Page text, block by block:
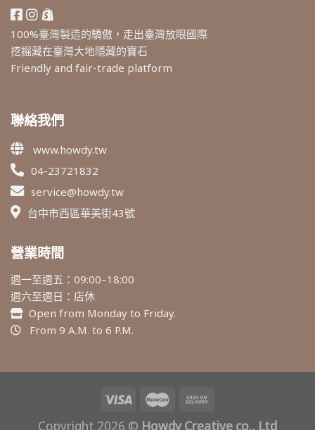
100%臺灣製造的驕傲，走出臺灣放眼國際
挖掘藏在臺灣大地隱藏的寶石
Friendly and fair-trade platform
聯絡我們
www.howdy.tw
04-23721832
service@howdy.tw
台中市西區華美街43號
營業時間
週一至週五：09:00–18:00
週六至週日：店休
Open from Monday to Friday.
From 9 A.M. to 6 P.M.
Copyright 2026 © Howdy Creative co., Ltd